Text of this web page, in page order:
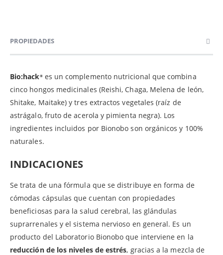
PROPIEDADES
Bio:hack®es un complemento nutricional que combina
cinco hongos medicinales (Reishi, Chaga, Melena de león,
Shitake, Maitake) y tres extractos vegetales (raíz de
astrágalo, fruto de acerola y pimienta negra). Los
ingredientes incluidos por Bionobo son orgánicos y 100%
naturales.
INDICACIONES
Se trata de una fórmula que se distribuye en forma de
cómodas cápsulas que cuentan con propiedades
beneficiosas para la salud cerebral, las glándulas
suprarrenales y el sistema nervioso en general. Es un
producto del Laboratorio Bionobo que interviene en la
reducción de los niveles de estrés, gracias a la mezcla de